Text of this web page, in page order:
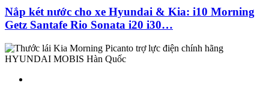
Nắp két nước cho xe Hyundai & Kia: i10 Morning
Getz Santafe Rio Sonata i20 i30…